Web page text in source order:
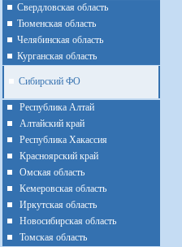
Cвердловская область
Тюменская область
Челябинская область
Курганская область
Сибирский ФО
Республика Алтай
Алтайcкий край
Республика Хакассия
Красноярский край
Омская область
Кемеровская область
Иркутская область
Новосибирская область
Томская область